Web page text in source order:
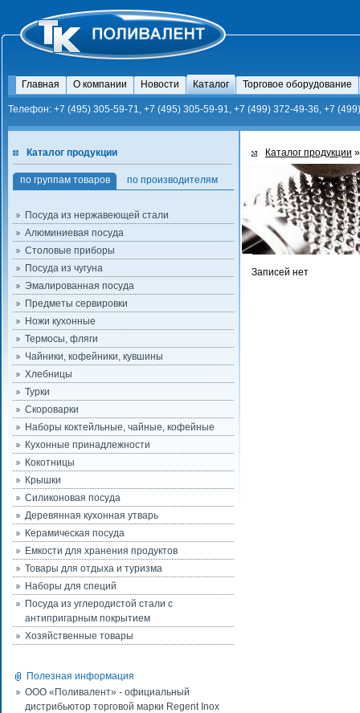
Главная О компании Новости Каталог Торговое оборудование
Телефон: +7 (495) 305-59-71, +7 (495) 305-59-91, +7 (499) 372-49-36, +7
Каталог продукции
по группам товаров по производителям
Посуда из нержавеющей стали
Алюминиевая посуда
Столовые приборы
Посуда из чугуна
Эмалированная посуда
Предметы сервировки
Ножи кухонные
Термосы, фляги
Чайники, кофейники, кувшины
Хлебницы
Турки
Скороварки
Наборы коктейльные, чайные, кофейные
Кухонные принадлежности
Кокотницы
Крышки
Силиконовая посуда
Деревянная кухонная утварь
Керамическая посуда
Емкости для хранения продуктов
Товары для отдыха и туризма
Наборы для специй
Посуда из углеродистой стали с
антипригарным покрытием
Хозяйственные товары
Полезная информация
ООО «Поливалент» - официальный
дистрибьютор торговой марки Regent Inox
Каталог продукции
Записей нет